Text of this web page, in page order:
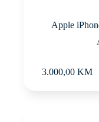
Apple
3.000,00 KM